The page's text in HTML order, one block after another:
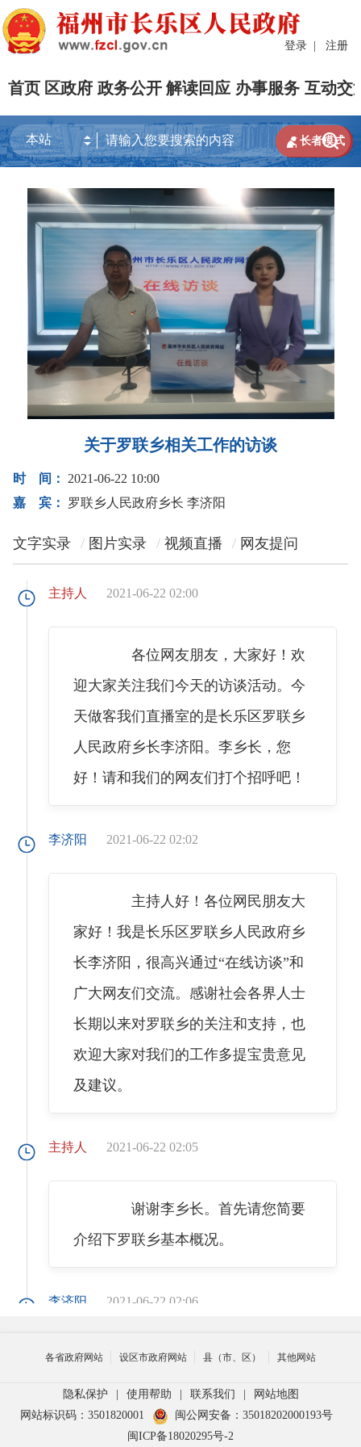
登录 | 注册
首页 区政府 政务公开 解读回应 办事服务 互动交

 长者模式
关于罗联乡相关工作的访谈
时 间：
2021-06-22 10:00
嘉 宾：
罗联乡人民政府乡长 李济阳
文字实录 图片实录 视频直播 网友提问
主持人 2021-06-22 02:00
各位网友朋友，大家好！欢
迎大家关注我们今天的访谈活动。今
天做客我们直播室的是长乐区罗联乡
人民政府乡长李济阳。李乡长，您
好！请和我们的网友们打个招呼吧！
李济阳 2021-06-22 02:02
主持人好！各位网民朋友大
家好！我是长乐区罗联乡人民政府乡
长李济阳，很高兴通过“在线访谈”和
广大网友们交流。感谢社会各界人士
长期以来对罗联乡的关注和支持，也
欢迎大家对我们的工作多提宝贵意见
及建议。
主持人 2021-06-22 02:05
谢谢李乡长。首先请您简要
介绍下罗联乡基本概况。
李济阳 2021-06-22 02:06
罗联地处福州市长乐区西南
部，南与福清市交界，东南接江田
镇，东北毗邻古槐镇，西北与玉田镇
各省政府网站 设区市政府网站 县（市、区） 其他网站
隐私保护 使用帮助 联系我们
网站地图
网站标识码：3501820001
闽公网安备：35018202000193号
闽ICP备18020295号-2